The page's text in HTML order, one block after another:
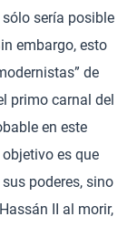
sería posible
embargo, esto
de
primo carnal del
en este
es que
poderes, sino
II al morir,